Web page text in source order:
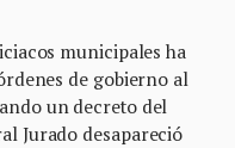
municipales ha
de gobierno al
un decreto del
Jurado desapareció